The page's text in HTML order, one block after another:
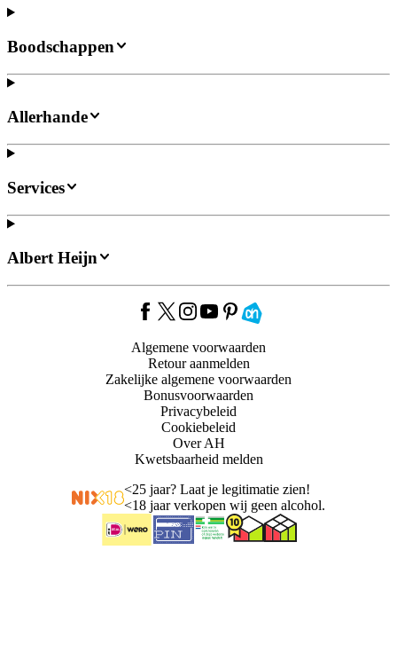
Boodschappen
Allerhande
Services
Albert Heijn
Algemene voorwaarden
Retour aanmelden
Zakelijke algemene voorwaarden
Bonusvoorwaarden
Privacybeleid
Cookiebeleid
Over AH
Kwetsbaarheid melden
<25 jaar? Laat je legitimatie zien!
<18 jaar verkopen wij geen alcohol.